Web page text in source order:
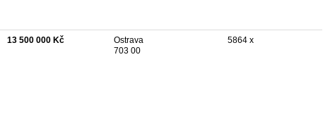
13 500 000 Kč
Ostrava
703 00
5864 x